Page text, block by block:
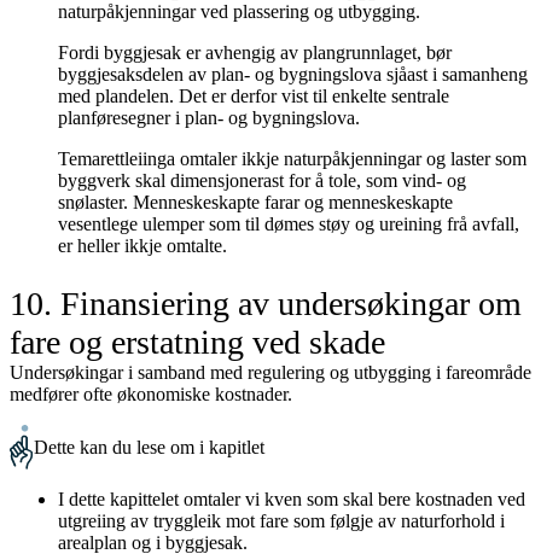
naturpåkjenningar ved plassering og utbygging.
Fordi byggjesak er avhengig av plangrunnlaget, bør
byggjesaksdelen av plan- og bygningslova sjåast i samanheng
med plandelen. Det er derfor vist til enkelte sentrale
planføresegner i plan- og bygningslova.
Temarettleiinga omtaler ikkje naturpåkjenningar og laster som
byggverk skal dimensjonerast for å tole, som vind- og
snølaster. Menneskeskapte farar og menneskeskapte
vesentlege ulemper som til dømes støy og ureining frå avfall,
er heller ikkje omtalte.
10. Finansiering av undersøkingar om
fare og erstatning ved skade
Undersøkingar i samband med regulering og utbygging i fareområde
medfører ofte økonomiske kostnader.
Dette kan du lese om i kapitlet
I dette kapittelet omtaler vi kven som skal bere kostnaden ved
utgreiing av tryggleik mot fare som følgje av naturforhold i
arealplan og i byggjesak.